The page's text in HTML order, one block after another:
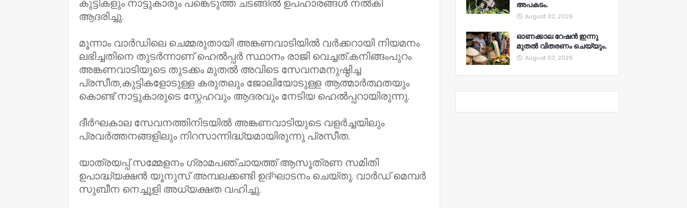
കുട്ടികളും നാട്ടുകാരും പങ്കെടുത്ത ചടങ്ങിൽ ഉപഹാരങ്ങൾ നൽകി
ആദരിച്ചു.
മൂന്നാം വാർഡിലെ ചെമ്മരുതായി അങ്കണവാടിയിൽ വർക്കറായി നിയമനം
ലഭിച്ചതിനെ തുടർന്നാണ് ഹെൽപ്പർ സ്ഥാനം രാജി വെച്ചത്‌.കനിങ്ങംപുറം
അങ്കണവാടിയുടെ തുടക്കം മുതൽ അവിടെ സേവനമനുഷ്ഠിച്ച
പ്രസീത,കുട്ടികളോടുള്ള കരുതലും ജോലിയോടുള്ള ആത്മാർത്ഥതയും
കൊണ്ട് നാട്ടുകാരുടെ സ്നേഹവും ആദരവും നേടിയ ഹെൽപ്പറായിരുന്നു.
ദീർഘകാല സേവനത്തിനിടയിൽ അങ്കണവാടിയുടെ വളർച്ചയിലും
പ്രവർത്തനങ്ങളിലും നിറസാന്നിദ്ധ്യമായിരുന്നു പ്രസീത.
യാത്രയപ്പ്‌ സമ്മേളനം ഗ്രാമപഞ്ചായത്ത്‌ ആസൂത്രണ സമിതി
ഉപാദ്ധ്യക്ഷൻ യൂനുസ് അമ്പലക്കണ്ടി ഉദ്ഘാടനം ചെയ്തു. വാർഡ് മെമ്പർ
സുബീന നെച്ചൂളി അധ്യക്ഷത വഹിച്ചു.
അപകടം.
August 02, 2026
ഓണക്കാല റേഷൻ ഇന്നു
മുതല്‍ വിതരണം ചെയ്യും.
August 03, 2026